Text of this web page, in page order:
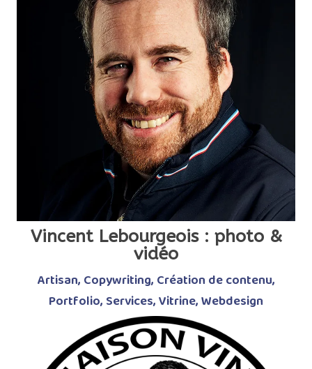
Vincent Lebourgeois : photo &
vidéo
Artisan, Copywriting, Création de contenu,
Portfolio, Services,Vitrine,Webdesign